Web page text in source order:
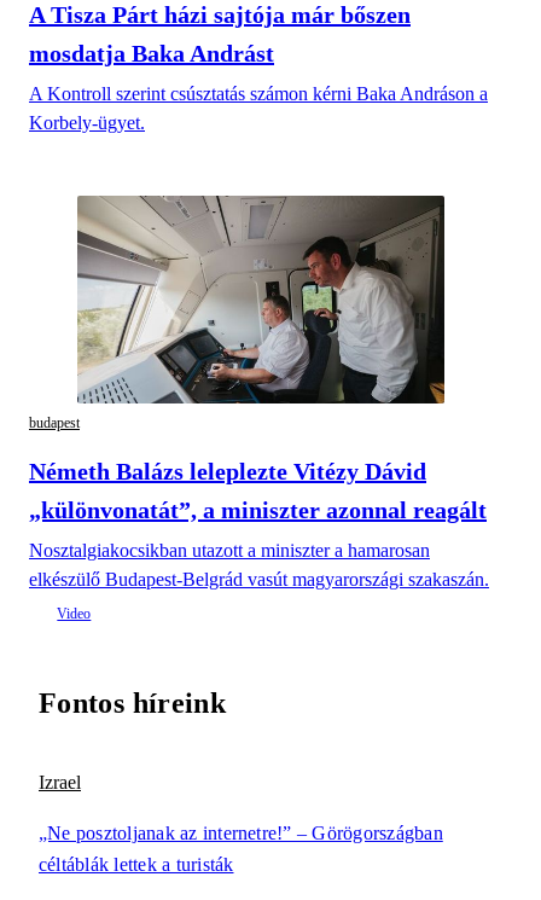
A Tisza Párt házi sajtója már bőszen
mosdatja Baka Andrást
A Kontroll szerint csúsztatás számon kérni Baka Andráson a
Korbely-ügyet.
budapest
Németh Balázs leleplezte Vitézy Dávid
„különvonatát”, a miniszter azonnal reagált
Nosztalgiakocsikban utazott a miniszter a hamarosan
elkészülő Budapest-Belgrád vasút magyarországi szakaszán.
Fontos híreink
Izrael
„Ne posztoljanak az internetre!” – Görögországban
céltáblák lettek a turisták